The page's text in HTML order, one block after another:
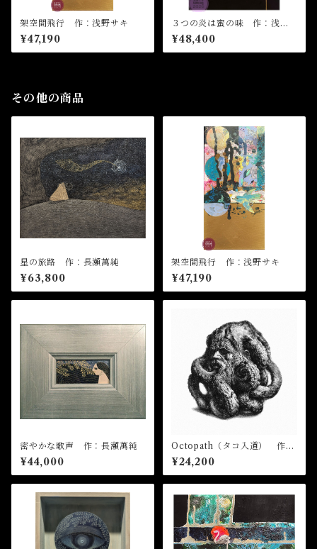
架空間飛行 作：浅野サキ
¥47,190
３つの炎は蜜の味 作：浅野
サキ
¥48,400
その他の商品
星の旅路 作：長瀬萬純
¥63,800
架空間飛行 作：浅野サキ
¥47,190
密やかな歌声 作：長瀬萬純
¥44,000
Octopath（タコ入道） 作：
飴屋晶貴
¥24,200